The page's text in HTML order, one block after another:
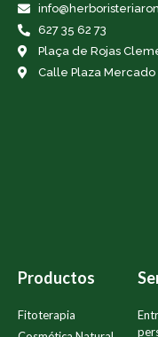
627 35 62 73
Plaça de Rojas
Calle Plaza Mercado
Productos
Fitoterapia